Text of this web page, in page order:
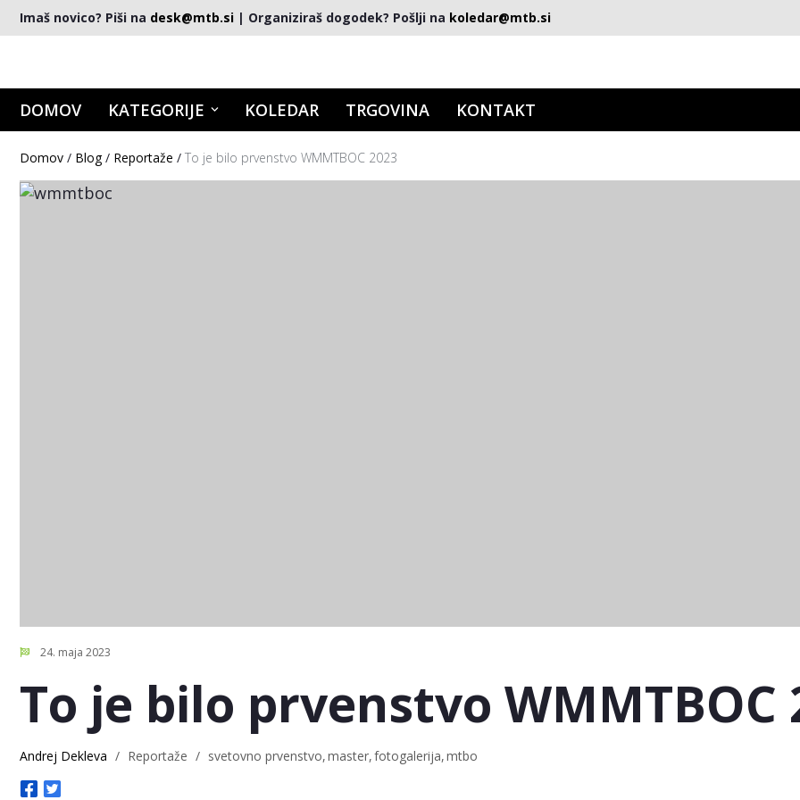
Imaš novico? Piši na desk@mtb.si | Organiziraš dogodek? Pošlji na koledar@mtb.si
DOMOV KATEGORIJE KOLEDAR TRGOVINA KONTAKT
Domov / Blog/ Reportaže / To je bilo prvenstvo WMMTBOC 2023
24. maja 2023
To je bilo prvenstvo WMMTBOC
Andrej Dekleva / Reportaže / svetovno prvenstvo master fotogalerija mtbo